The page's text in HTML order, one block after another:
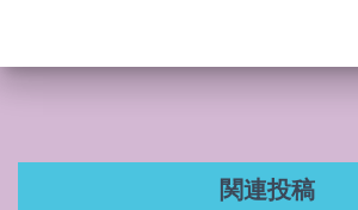
関連投稿